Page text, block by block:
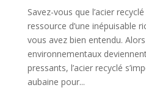
Savez-vous que l’acier
ressource d’une inépuisable
vous avez bien entendu.
environnementaux
pressants, l’acier recyclé
aubaine pour...